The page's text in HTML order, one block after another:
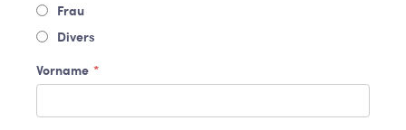
Frau
Divers
Vorname *